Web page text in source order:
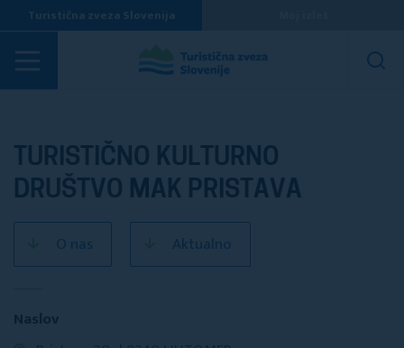
Turistična zveza Slovenija
Turistična društva
TURISTIČNO KULTURNO
DRUŠTVO MAK PRISTAVA
O nas Aktualno
Naslov